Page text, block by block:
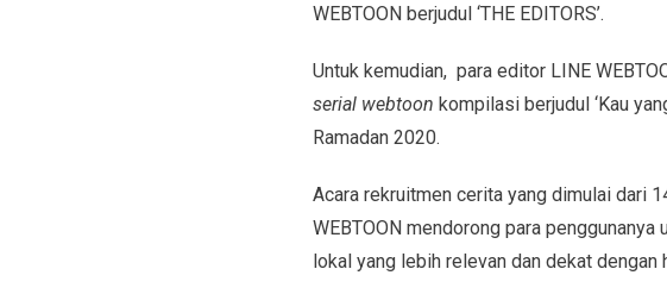
WEBTOON berjudul ‘THE EDITORS’.
Untuk kemudian, para editor LINE
serial webtoon kompilasi berjudul ‘Kau
Ramadan 2020.
Acara rekruitmen cerita yang dimulai dari
WEBTOON mendorong para
lokal yang lebih relevan dan dekat dengan